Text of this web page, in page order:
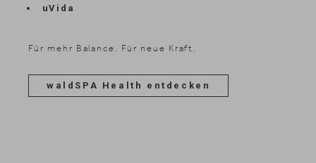
uVida
Für mehr Balance. Für neue Kraft.
waldSPA Health entdecken